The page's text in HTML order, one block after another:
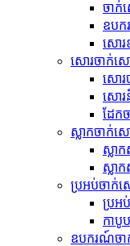
ចាក់
ឧបក
សោរ​
សោរចាក់ស
សោ
សោ
ដែក
ស្លាកចាក់ស
ស្លា
ស្លា
ប្រអប់ចាក់
ប្រអ
កាបូ
ឧបករណ៍ច